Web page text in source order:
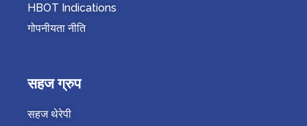
HBOT Indications
गोपनीयता नीति
सहज ग्रुप
सहज थेरेपी